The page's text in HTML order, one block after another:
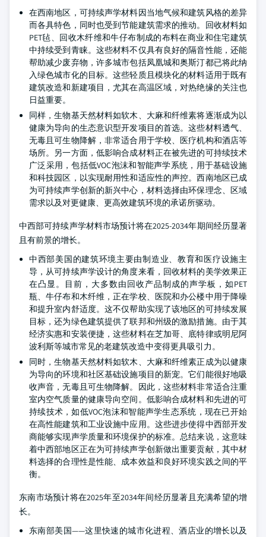
在西南地区，可持续声学材料因当地气候和建筑风格的差异
而各具特色，同时也受到节能建筑需求的推动。回收材料如
PET毡、回收木纤维和牛仔布制成的布料在商业和住宅建筑
中持续受到青睐。这些材料不仅具有良好的隔音性能，还能
帮助减少废弃物，许多城市包括凤凰城和奥斯汀都已将此纳
入绿色城市化的目标。这些轻质且模块化的材料适用于既有
建筑改造和新建项目，尤其在高温区域，对热绝缘的关注也
日益重要。
同样，生物基天然材料如软木、大麻和纤维素将逐渐成为以
健康为导向的生态意识型开发项目的首选。这些材料透气、
无毒且可生物降解，非常适合用于学校、医疗机构和酒店等
场所。另一方面，低影响合成材料正在被先进的可持续技术
广泛采用，包括低VOC泡沫和智能声学系统，用于基础设施
和科技园区，以实现耐用性和适应性的声控。西南地区已成
为可持续声学创新的新兴中心，材料选择由环保理念、区域
需求以及对更健康、更高效建筑环境的承诺所驱动。
中西部可持续声学材料市场预计将在2025-2034年期间经历显著
且有前景的增长。
中西部美国的建筑环境主要由制造业、教育和医疗设施主
导，从可持续声学设计的角度来看，回收材料的美学效果正
在凸显。目前，大多数由回收产品制成的声学板，如PET
瓶、牛仔布和木纤维，正在学校、医院和办公楼中用于降噪
和提升室内舒适度。这不仅帮助实现了该地区的可持续发展
目标，还为绿色建筑提供了联邦和州级的激励措施。由于其
经济实惠和安装便捷，这些材料在芝加哥、底特律或明尼阿
波利斯等城市常见的老建筑改造中变得更具吸引力。
同时，生物基天然材料如软木、大麻和纤维素正成为以健康
为导向的环境和社区基础设施项目的新宠。它们能很好地吸
收声音，无毒且可生物降解。因此，这些材料非常适合注重
室内空气质量的健康导向空间。低影响合成材料和先进的可
持续技术，如低VOC泡沫和智能声学生态系统，现在已开始
在高性能建筑和工业设施中应用。这些进步使得中西部开发
商能够实现声学质量和环境保护的标准。总结来说，这意味
着中西部地区正在为可持续声学创新做出重要贡献，其中材
料选择的合理性是性能、成本效益和良好环境实践之间的平
衡。
东南市场预计将在2025年至2034年间经历显著且充满希望的增
长。
东南部美国——这里快速的城市化进程、酒店业的增长以及